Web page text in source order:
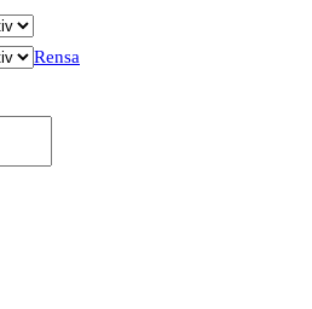
Rensa